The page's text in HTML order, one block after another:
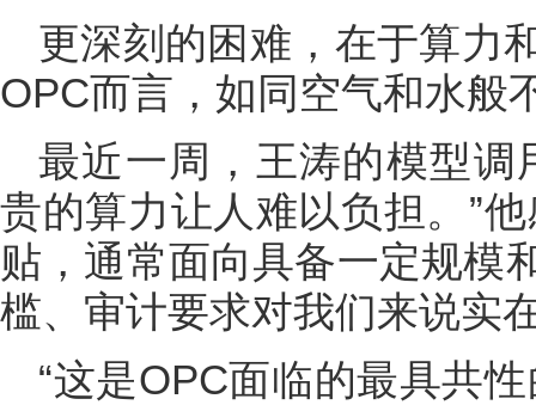
更深刻的困难，在于算
OPC而言，如同空气和水般
最近一周，王涛的模型调
贵的算力让人难以负担。”
贴，通常面向具备一定规模
槛、审计要求对我们来说实
“这是OPC面临的最具共